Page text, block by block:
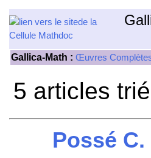
Gallica-Math : Œuvres
5 articles
Possé C.